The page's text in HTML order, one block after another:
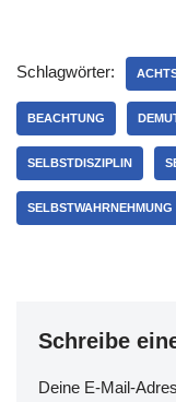
Schlagwörter:
BEACHTUNG
SELBSTDISZIPLIN
SELBSTWAHRNEHMUNG
Schreibe
Deine E-Mail-